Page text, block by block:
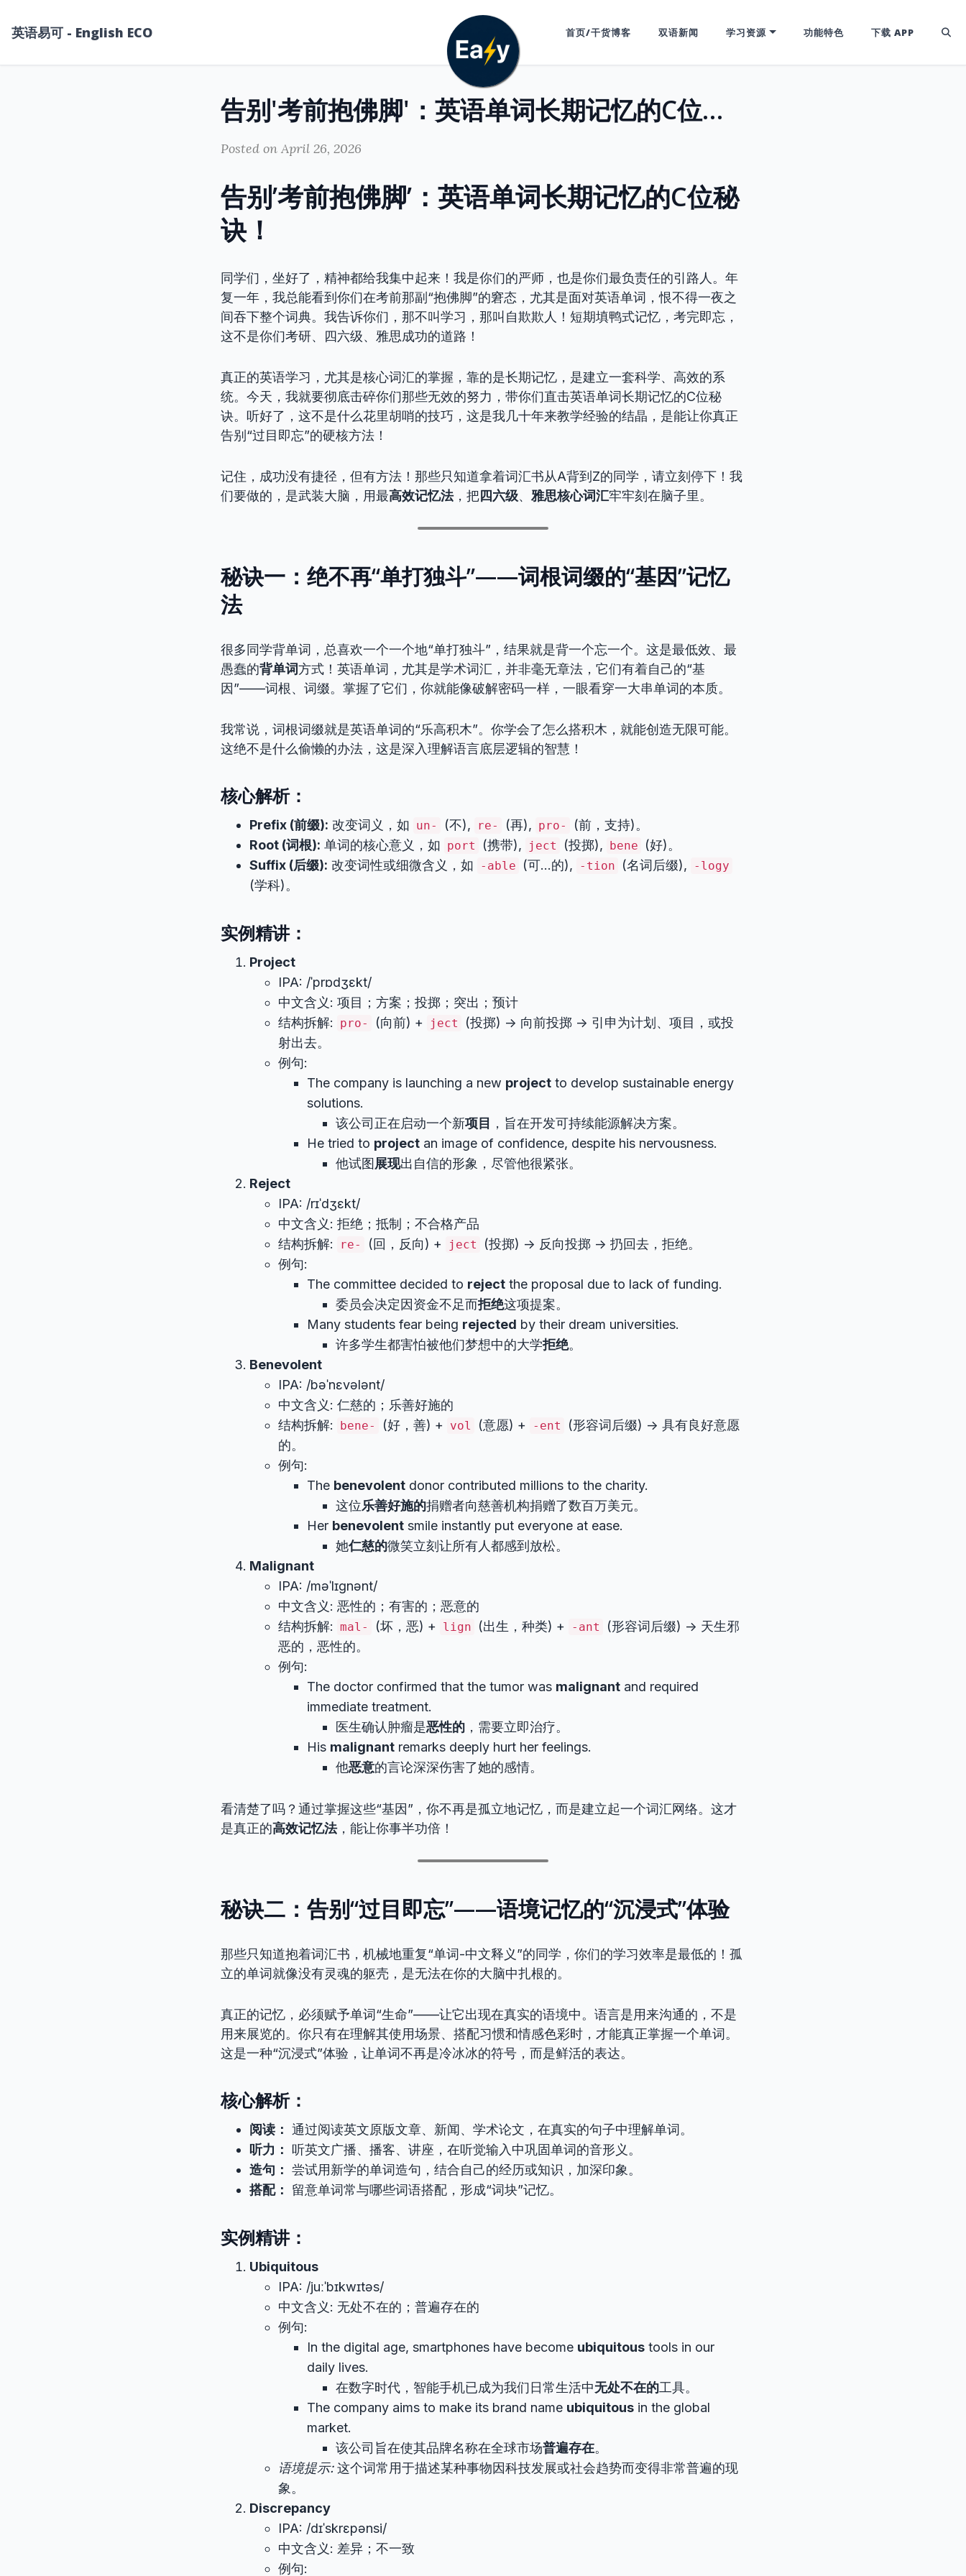
英语易可 - English ECO 首页/干货博客 双语新闻 学习资源 功能特色 下载 APP
告别'考前抱佛脚'：英语单词长期记忆的C位秘诀！
Posted on April 26, 2026
告别’考前抱佛脚’：英语单词长期记忆的C位秘
诀！
同学们，坐好了，精神都给我集中起来！我是你们的严师，也是你们最负责任的引路人。年
复一年，我总能看到你们在考前那副“抱佛脚”的窘态，尤其是面对英语单词，恨不得一夜之
间吞下整个词典。我告诉你们，那不叫学习，那叫自欺欺人！短期填鸭式记忆，考完即忘，
这不是你们考研、四六级、雅思成功的道路！
真正的英语学习，尤其是核心词汇的掌握，靠的是长期记忆，是建立一套科学、高效的系
统。今天，我就要彻底击碎你们那些无效的努力，带你们直击英语单词长期记忆的C位秘
诀。听好了，这不是什么花里胡哨的技巧，这是我几十年来教学经验的结晶，是能让你真正
告别“过目即忘”的硬核方法！
记住，成功没有捷径，但有方法！那些只知道拿着词汇书从A背到Z的同学，请立刻停下！我
们要做的，是武装大脑，用最高效记忆法，把四六级、 雅思核心词汇牢牢刻在脑子里。
秘诀一：绝不再“单打独斗”——词根词缀的“基因”记忆
法
很多同学背单词，总喜欢一个一个地“单打独斗”，结果就是背一个忘一个。这是最低效、最
愚蠢的背单词方式！英语单词，尤其是学术词汇，并非毫无章法，它们有着自己的“基
因”——词根、词缀。掌握了它们，你就能像破解密码一样，一眼看穿一大串单词的本质。
我常说，词根词缀就是英语单词的“乐高积木”。你学会了怎么搭积木，就能创造无限可能。
这绝不是什么偷懒的办法，这是深入理解语言底层逻辑的智慧！
核心解析：
Prefix (前缀): 改变词义，如 un- (不), re- (再), pro-
(前，支持)。
Root (词根): 单词的核心意义，如 port (携带), ject (投掷), bene
(好)。
Suffix (后缀): 改变词性或细微含义，如 -able (可…的), -tion (名词后缀), -logy
(学科)。
实例精讲：
Project
IPA: /ˈprɒdʒɛkt/
中文含义: 项目；方案；投掷；突出；预计
结构拆解:
pro- (向前) + ject
(投掷) -> 向前投掷 -> 引申为计划、项目，或投
射出去。
例句:
The company is launching a new project to develop sustainable energy
solutions.
该公司正在启动一个新项目 ，旨在开发可持续能源解决方案。
He tried to project an image of confidence, despite his nervousness.
他试图展现出自信的形象，尽管他很紧张。
Reject
IPA: /rɪˈdʒɛkt/
中文含义: 拒绝；抵制；不合格产品
结构拆解:
re- (回，反向) + ject
(投掷) -> 反向投掷 -> 扔回去，拒绝。
例句:
The committee decided to reject the proposal due to lack of funding.
委员会决定因资金不足而拒绝这项提案。
Many students fear being rejected by their dream universities.
许多学生都害怕被他们梦想中的大学拒绝。
Benevolent
IPA: /bəˈnɛvələnt/
中文含义: 仁慈的；乐善好施的
结构拆解:
bene- (好，善) + vol (意愿) + -ent
(形容词后缀) -> 具有良好意愿
的。
例句:
The benevolent donor contributed millions to the charity.
这位乐善好施的捐赠者向慈善机构捐赠了数百万美元。
Her benevolent smile instantly put everyone at ease.
她仁慈的微笑立刻让所有人都感到放松。
Malignant
IPA: /məˈlɪɡnənt/
中文含义: 恶性的；有害的；恶意的
结构拆解: mal- (坏，恶) + lign (出生，种类) + -ant
(形容词后缀) -> 天生邪
恶的，恶性的。
例句:
The doctor confirmed that the tumor was malignant and required
immediate treatment.
医生确认肿瘤是恶性的 ，需要立即治疗。
His malignant remarks deeply hurt her feelings.
他恶意的言论深深伤害了她的感情。
看清楚了吗？通过掌握这些“基因”，你不再是孤立地记忆，而是建立起一个词汇网络。这才
是真正的高效记忆法，能让你事半功倍！
秘诀二：告别“过目即忘”——语境记忆的“沉浸式”体验
那些只知道抱着词汇书，机械地重复“单词-中文释义”的同学，你们的学习效率是最低的！孤
立的单词就像没有灵魂的躯壳，是无法在你的大脑中扎根的。
真正的记忆，必须赋予单词“生命”——让它出现在真实的语境中。语言是用来沟通的，不是
用来展览的。你只有在理解其使用场景、搭配习惯和情感色彩时，才能真正掌握一个单词。
这是一种“沉浸式”体验，让单词不再是冷冰冰的符号，而是鲜活的表达。
核心解析：
阅读： 通过阅读英文原版文章、新闻、学术论文，在真实的句子中理解单词。
听力： 听英文广播、播客、讲座，在听觉输入中巩固单词的音形义。
造句： 尝试用新学的单词造句，结合自己的经历或知识，加深印象。
搭配：
留意单词常与哪些词语搭配，形成“词块”记忆。
实例精讲：
Ubiquitous
IPA: /juːˈbɪkwɪtəs/
中文含义: 无处不在的；普遍存在的
例句:
In the digital age, smartphones have become ubiquitous tools in our
daily lives.
在数字时代，智能手机已成为我们日常生活中无处不在的工具。
The company aims to make its brand name ubiquitous in the global
market.
该公司旨在使其品牌名称在全球市场普遍存在。
语境提示:这个词常用于描述某种事物因科技发展或社会趋势而变得非常普遍的现
象。
Discrepancy
IPA: /dɪˈskrɛpənsi/
中文含义: 差异；不一致
例句: